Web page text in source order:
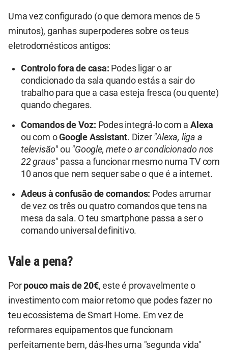
Uma vez configurado (o que demora menos de 5
minutos), ganhas superpoderes sobre os teus
eletrodomésticos antigos:
Controlo fora de casa: Podes ligar o ar
condicionado da sala quando estás a sair do
trabalho para que a casa esteja fresca (ou quente)
quando chegares.
Comandos de Voz: Podes integrá-lo com aAlexa
ou com oGoogle Assistant. Dizer "Alexa, liga a
televisão" ou "Google, mete o ar condicionado nos
22 graus" passa a funcionar mesmo numa TV com
10 anos que nem sequer sabe o que é a internet.
Adeus à confusão de comandos: Podes arrumar
de vez os três ou quatro comandos que tens na
mesa da sala. O teu smartphone passa a ser o
comando universal definitivo.
Vale a pena?
Por pouco mais de 20€, este é provavelmente o
investimento com maior retorno que podes fazer no
teu ecossistema de Smart Home. Em vez de
reformares equipamentos que funcionam
perfeitamente bem, dás-lhes uma "segunda vida"